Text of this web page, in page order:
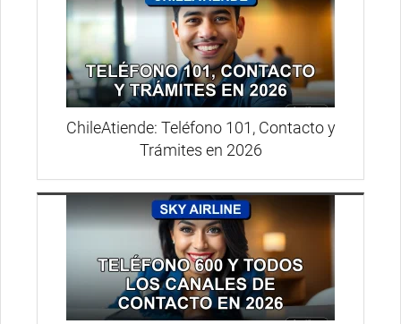
ChileAtiende: Teléfono 101, Contacto y
Trámites en 2026